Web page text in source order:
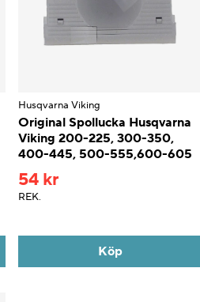
Husqvarna Viking
Original Spollucka Husqvarna
Viking 200-225, 300-350,
400-445, 500-555,600-605
54 kr
REK.
Köp